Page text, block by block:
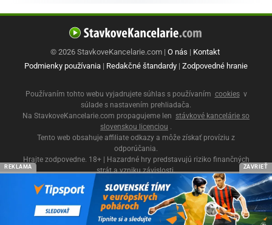
© 2026 StavkoveKancelarie.com | O nás | Kontakt
Podmienky používania | Redakčné štandardy | Zodpovedné hranie
Používaním tohto webu vyjadrujete súhlas s používaním cookies v
súlade s nastavením prehliadača.
Na StavkoveKancelarie.com propagujeme len stávkové kancelárie so
slovenskou licenciou
Tento web obsahuje affiliate odkazy a môže získať províziu z
odporúčania.
Hrajte zodpovedne. 18+ | Hazardné hry predstavujú riziko finančných
strát a vzniku závislosti.
Ministerstvo financií SR Úrad pre reguláciu hazardných hier | Zodpovedné
hranie 18+
Linka pomoci
REKLAMA ZAVRIEŤ